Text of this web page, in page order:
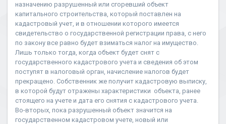
назначению разрушенный или сгоревший объект
капитального строительства, который поставлен на
кадастровый учет, и в отношении которого имеется
свидетельство о государственной регистрации права, с него
по закону все равно будет взиматься налог на имущество.
Лишь только тогда, когда объект будет снят с
государственного кадастрового учета и сведения об этом
поступят в налоговый орган, начисление налогов будет
прекращено. Собственник же получит кадастровую выписку,
в которой будут отражены характеристики объекта, ранее
стоящего на учете и дата его снятия с кадастрового учета.
Во-вторых, пока разрушенный объект значится на
государственном кадастровом учете, новый или